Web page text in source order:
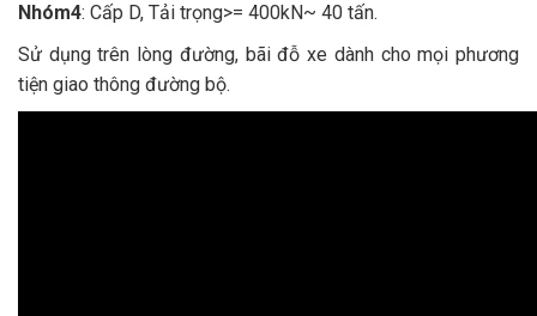
Nhóm4: Cấp D, Tải trọng>= 400kN~ 40 tấn.
Sử dụng trên lòng đường, bãi đỗ xe dành cho mọi phương
tiện giao thông đường bộ.